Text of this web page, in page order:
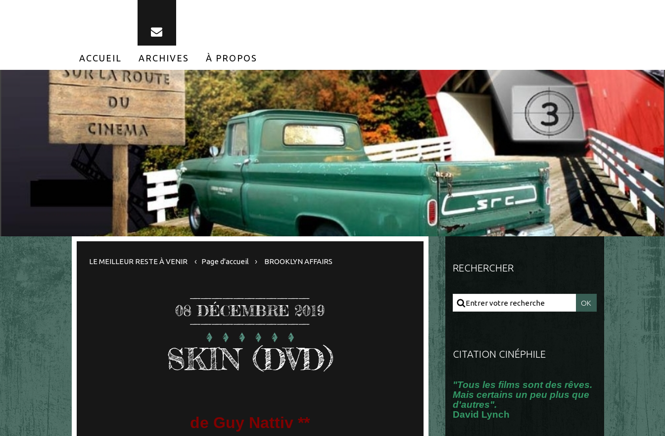
ACCUEIL ARCHIVES À PROPOS
LE MEILLEUR RESTE À VENIR Page d'accueil BROOKLYN AFFAIRS
08 DÉCEMBRE 2019
SKIN (DVD)
de Guy Nattiv **
RECHERCHER
CITATION CINÉPHILE
"Tous les films sont des rêves.
Mais certains un peu plus que
d'autres".
David Lynch